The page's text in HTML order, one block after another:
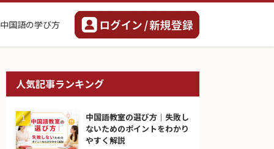
中国語の学び方
人気記事ランキング
中国語教室の選び方｜失敗し
ないためのポイントをわかり
やすく解説